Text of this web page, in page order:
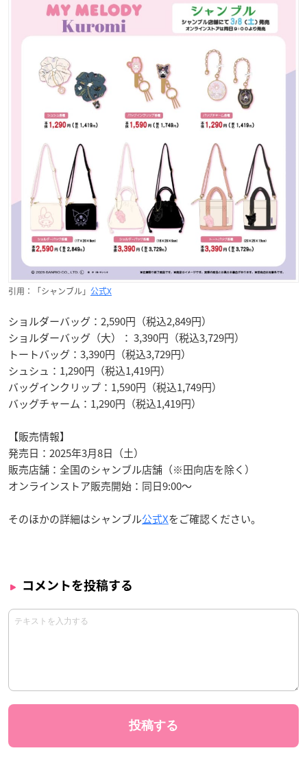
引用：「シャンブル」 公式X
ショルダーバッグ：2,590円（税込2,849円）
ショルダーバッグ（大）： 3,390円（税込3,729円）
トートバッグ：3,390円（税込3,729円）
シュシュ：1,290円（税込1,419円）
バッグインクリップ：1,590円（税込1,749円）
バッグチャーム：1,290円（税込1,419円）
【販売情報】
発売日：2025年3月8日（土）
販売店舗：全国のシャンブル店舗（※田向店を除く）
オンラインストア販売開始：同日9:00～
そのほかの詳細はシャンブル公式Xをご確認ください。
コメントを投稿する